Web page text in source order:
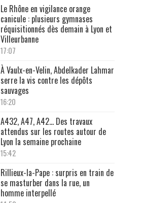
Le Rhône en vigilance orange
canicule : plusieurs gymnases
réquisitionnés dès demain à Lyon et
Villeurbanne
17:07
À Vaulx-en-Velin, Abdelkader Lahmar
serre la vis contre les dépôts
sauvages
16:20
A432, A47, A42… Des travaux
attendus sur les routes autour de
Lyon la semaine prochaine
15:42
Rillieux-la-Pape : surpris en train de
se masturber dans la rue, un
homme interpellé